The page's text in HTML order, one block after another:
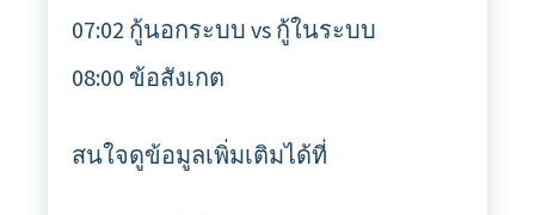
07:02 กู้นอกระบบ vs กู้ในระบบ
08:00 ข้อสังเกต
สนใจดูข้อมูลเพิ่มเติมได้ที่